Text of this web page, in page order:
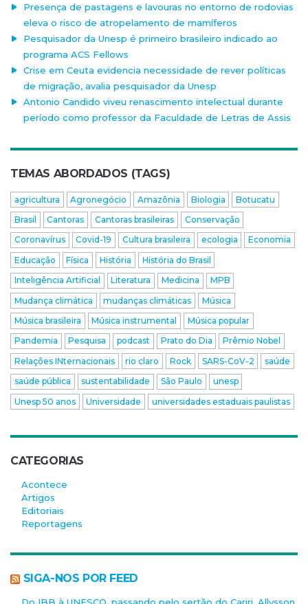
Presença de pastagens e lavouras no entorno de rodovias
eleva o risco de atropelamento de mamíferos
Pesquisador da Unesp é primeiro brasileiro indicado ao
programa ACS Fellows
Crise em Ceuta evidencia necessidade de rever políticas
de migração, avalia pesquisador da Unesp
Antonio Candido viveu renascimento intelectual durante
período como professor da Faculdade de Letras de Assis
TEMAS ABORDADOS (TAGS)
agricultura Agronegócio Amazônia Biologia
Botucatu
Brasil
Cantoras Cantoras brasileiras
Conservação
Coronavírus
Covid-19 Cultura brasileira ecologia
Economia
Educação
Física História
História do Brasil
Inteligência Artificial
Literatura Medicina
MPB
Mudança climática
mudanças climáticas
Música
Música brasileira
Música instrumental
Música popular
Pandemia
Pesquisa podcast Prato do Dia
Prêmio Nobel
Relações INternacionais
rio claro Rock SARS-CoV-2
saúde
saúde pública
sustentabilidade São Paulo
unesp
Unesp 50 anos
Universidade universidades estaduais paulistas
CATEGORIAS
Acontece
Artigos
Editoriais
Reportagens
SIGA-NOS POR FEED